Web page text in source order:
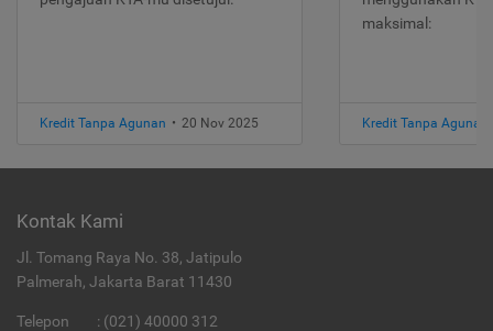
Kredit Tanpa Agunan • 20 Nov 2025
maksimal:
Kredit Tanpa Agunan
Kontak Kami
Jl. Tomang Raya No. 38, Jatipulo
Palmerah, Jakarta Barat 11430
Telepon : (021) 40000 312